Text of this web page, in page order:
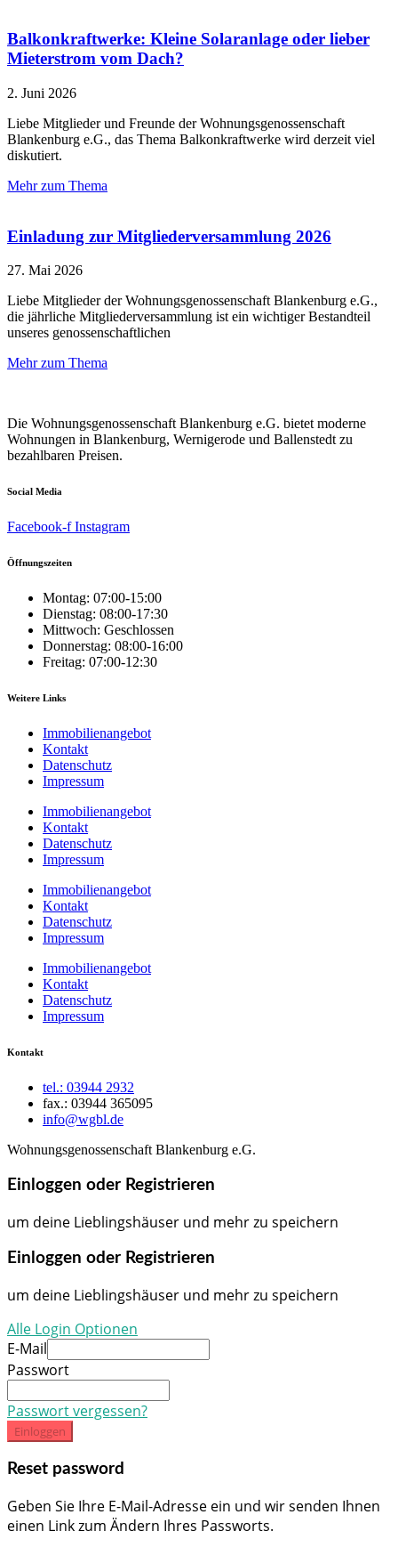
Balkonkraftwerke: Kleine Solaranlage oder lieber
Mieterstrom vom Dach?
2. Juni 2026
Liebe Mitglieder und Freunde der Wohnungsgenossenschaft
Blankenburg e.G., das Thema Balkonkraftwerke wird derzeit viel
diskutiert.
Mehr zum Thema
Einladung zur Mitgliederversammlung 2026
27. Mai 2026
Liebe Mitglieder der Wohnungsgenossenschaft Blankenburg e.G.,
die jährliche Mitgliederversammlung ist ein wichtiger Bestandteil
unseres genossenschaftlichen
Mehr zum Thema
Die Wohnungsgenossenschaft Blankenburg e.G. bietet moderne
Wohnungen in Blankenburg, Wernigerode und Ballenstedt zu
bezahlbaren Preisen.
Social Media
Facebook-f Instagram
Öffnungszeiten
Montag: 07:00-15:00
Dienstag: 08:00-17:30
Mittwoch: Geschlossen
Donnerstag: 08:00-16:00
Freitag: 07:00-12:30
Weitere Links
Immobilienangebot
Kontakt
Datenschutz
Impressum
Immobilienangebot
Kontakt
Datenschutz
Impressum
Immobilienangebot
Kontakt
Datenschutz
Impressum
Immobilienangebot
Kontakt
Datenschutz
Impressum
Kontakt
tel.: 03944 2932
fax.: 03944 365095
info@wgbl.de
Wohnungsgenossenschaft Blankenburg e.G.
Einloggen oder Registrieren
um deine Lieblingshäuser und mehr zu speichern
Einloggen oder Registrieren
um deine Lieblingshäuser und mehr zu speichern
Alle Login Optionen
E-Mail
Passwort
Passwort vergessen?
Einloggen
Reset password
Geben Sie Ihre E-Mail-Adresse ein und wir senden Ihnen
einen Link zum Ändern Ihres Passworts.